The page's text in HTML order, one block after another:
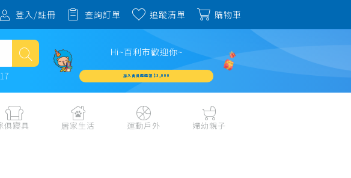
登入/註冊 查詢訂單 追蹤清單 購物車
Hi~百利市歡迎你~
加入會員週週領 $3,000
俱寢具 居家生活 運動戶外 婦幼親子